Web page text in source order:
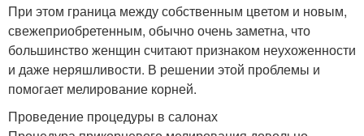
При этом граница между собственным цветом и новым,
свежеприобретенным, обычно очень заметна, что
большинство женщин считают признаком неухоженности
и даже неряшливости. В решении этой проблемы и
помогает мелирование корней.
Проведение процедуры в салонах